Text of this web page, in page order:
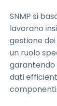
SNMP si
lavorano
gestione
un ruolo
garantendo
dati